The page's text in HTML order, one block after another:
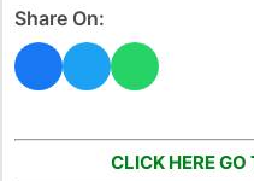
Share On:
CLICK HERE GO